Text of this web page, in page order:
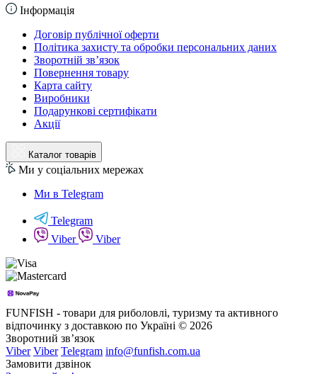
Інформація
Договір публічної оферти
Політика захисту та обробки персональних даних
Зворотній зв’язок
Повернення товару
Карта сайту
Виробники
Подарункові сертифікати
Акції
Каталог товарів
Ми у соціальних мережах
Ми в Telegram
Telegram
Viber
Viber
FUNFISH - товари для риболовлі, туризму та активного
відпочинку з доставкою по Україні © 2026
Зворотний зв’язок
Viber Viber Telegram info@funfish.com.ua
Замовити дзвінок